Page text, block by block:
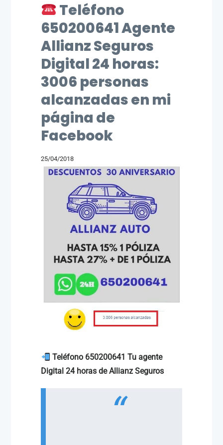
Teléfono
650200641 Agente
Allianz Seguros
Digital 24 horas:
3006 personas
alcanzadas en mi
página de
Facebook
25/04/2018
Teléfono 650200641 Tu agente
Digital 24 horas de Allianz Seguros